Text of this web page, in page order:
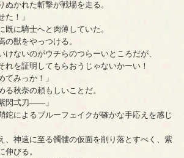
かれた斬撃が戦場を走る。
！」
に騎士へと肉薄していた。
の獣をやっつける。
ないのがウチらのつらーいところだが、
を証明してもらおうじゃないかーい！
みっか！」
秋奈の頼もしいことだ。
閃弌刀――」
によるブルーフェイクが確かな手応えを感じ
、神速に至る髑髏の仮面を削り落とすべく、紫
伸びる。